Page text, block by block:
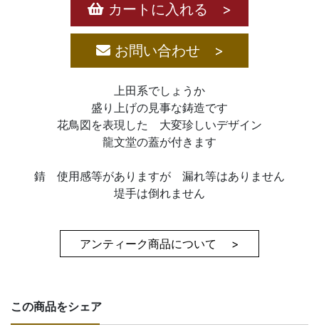
カートに入れる >
お問い合わせ >
上田系でしょうか
盛り上げの見事な鋳造です
花鳥図を表現した 大変珍しいデザイン
龍文堂の蓋が付きます
錆 使用感等がありますが 漏れ等はありません
堤手は倒れません
アンティーク商品について >
この商品をシェア